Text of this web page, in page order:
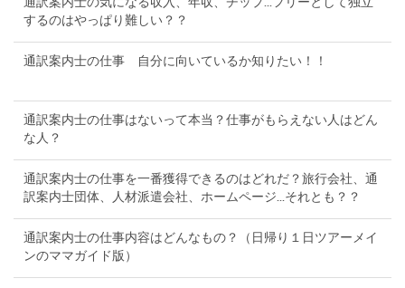
するのはやっぱり難しい？？
通訳案内士の仕事 自分に向いているか知りたい！！
通訳案内士の仕事はないって本当？仕事がもらえない人はどん
な人？
通訳案内士の仕事を一番獲得できるのはどれだ？旅行会社、通
訳案内士団体、人材派遣会社、ホームページ...それとも？？
通訳案内士の仕事内容はどんなもの？（日帰り１日ツアーメイ
ンのママガイド版）